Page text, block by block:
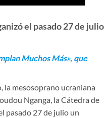
el pasado 27 de julio
Muchos Más», que
mesosoprano ucraniana
Nganga, la Cátedra de
pasado 27 de julio un